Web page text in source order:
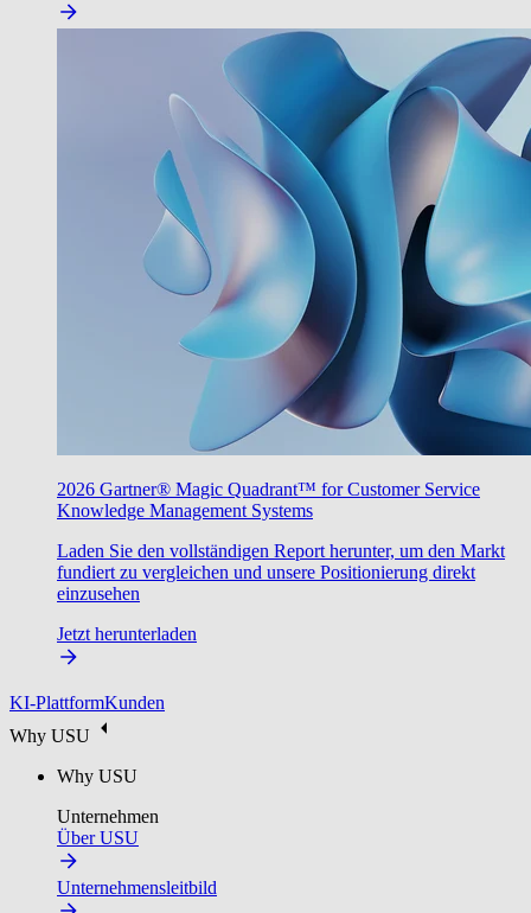
2026 Gartner® Magic Quadrant™ for Customer Service
Knowledge Management Systems
Laden Sie den vollständigen Report herunter, um den Markt
fundiert zu vergleichen und unsere Positionierung direkt
einzusehen
Jetzt herunterladen
KI-PlattformKunden
Why USU
Why USU
Unternehmen
Über USU
Unternehmensleitbild